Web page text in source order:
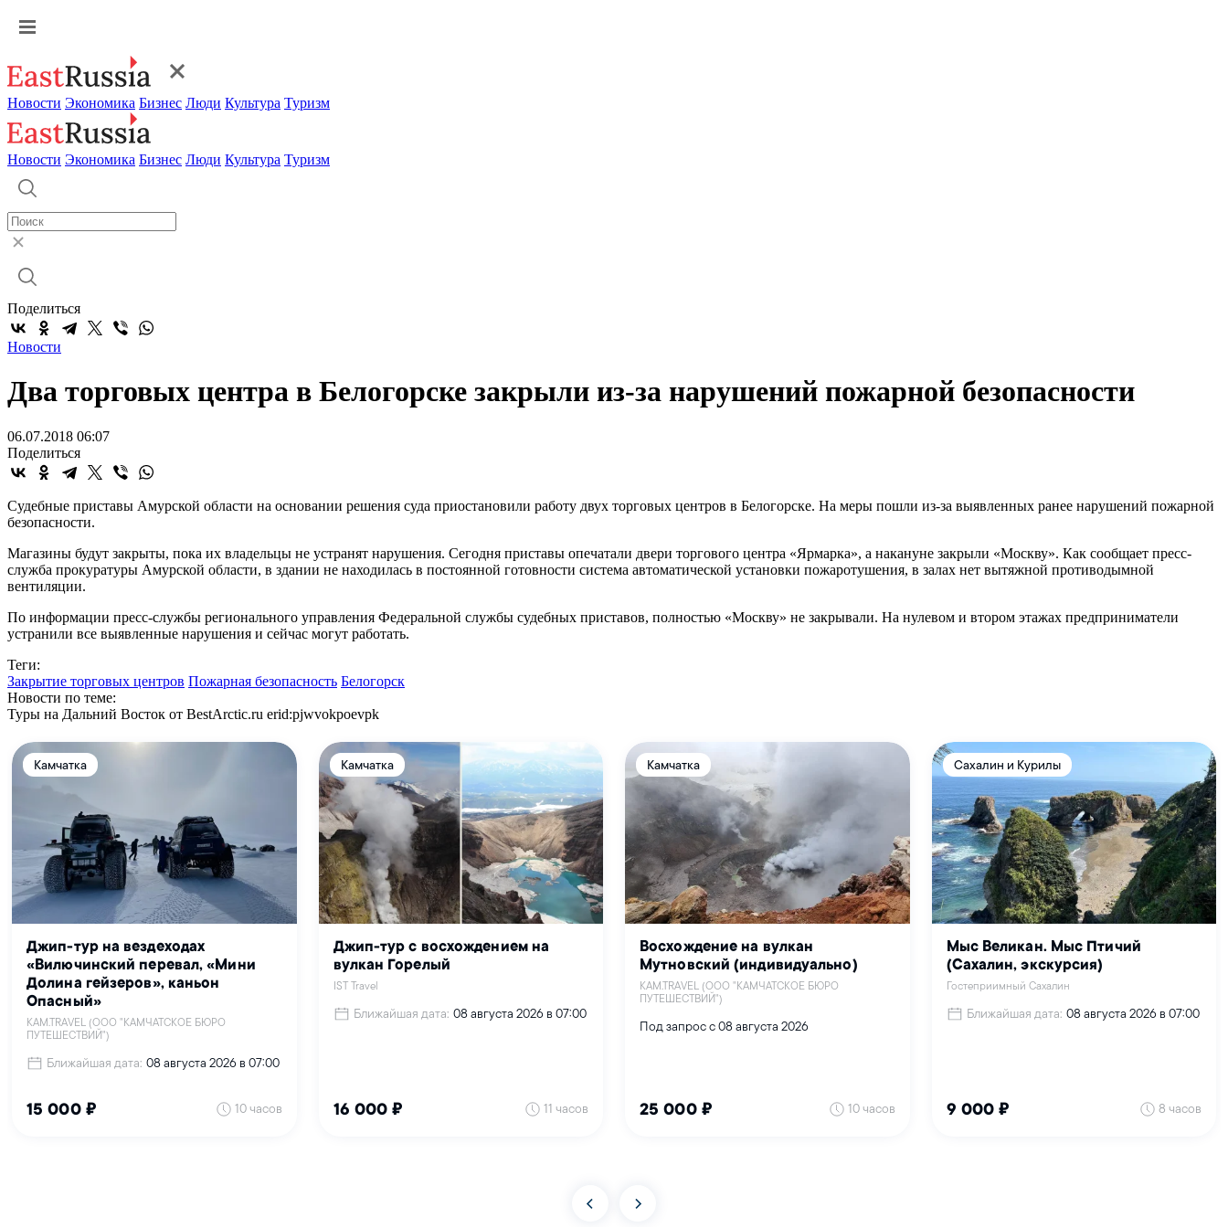
Новости Экономика Бизнес Люди Культура Туризм
Новости Экономика Бизнес Люди Культура Туризм
Поделиться
Новости
Два торговых центра в Белогорске закрыли из-за нарушений пожарной безопасности
06.07.2018 06:07
Поделиться
Судебные приставы Амурской области на основании решения суда приостановили работу двух торговых центров в Белогорске. На меры пошли из-за выявленных ранее нарушений пожарной
безопасности.
Магазины будут закрыты, пока их владельцы не устранят нарушения. Сегодня приставы опечатали двери торгового центра «Ярмарка», а накануне закрыли «Москву». Как сообщает пресс-
служба прокуратуры Амурской области, в здании не находилась в постоянной готовности система автоматической установки пожаротушения, в залах нет вытяжной противодымной
вентиляции.
По информации пресс-службы регионального управления Федеральной службы судебных приставов, полностью «Москву» не закрывали. На нулевом и втором этажах предприниматели
устранили все выявленные нарушения и сейчас могут работать.
Теги:
Закрытие торговых центров Пожарная безопасность Белогорск
Новости по теме:
Туры на Дальний Восток от BestArctic.ru erid:pjwvokpoevpk